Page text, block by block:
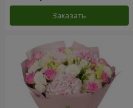
Заказать